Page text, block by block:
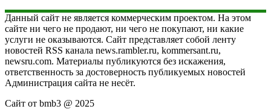
Данный сайт не является коммерческим проектом. На этом
сайте ни чего не продают, ни чего не покупают, ни какие
услуги не оказываются. Сайт представляет собой ленту
новостей RSS канала news.rambler.ru, kommersant.ru,
newsru.com. Материалы публикуются без искажения,
ответственность за достоверность публикуемых новостей
Администрация сайта не несёт.
Сайт от bmb3 @ 2025